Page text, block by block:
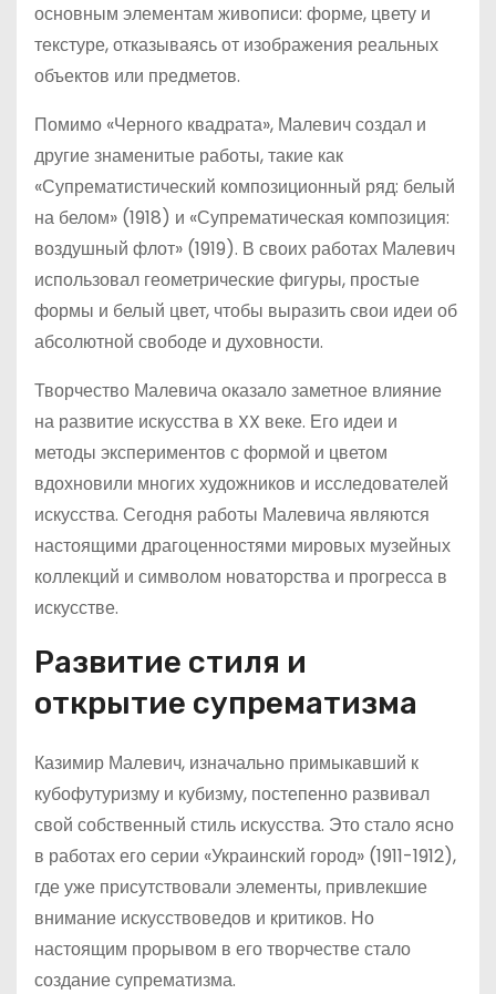
основным элементам живописи: форме, цвету и
текстуре, отказываясь от изображения реальных
объектов или предметов.
Помимо «Черного квадрата», Малевич создал и
другие знаменитые работы, такие как
«Супрематистический композиционный ряд: белый
на белом» (1918) и «Супрематическая композиция:
воздушный флот» (1919). В своих работах Малевич
использовал геометрические фигуры, простые
формы и белый цвет, чтобы выразить свои идеи об
абсолютной свободе и духовности.
Творчество Малевича оказало заметное влияние
на развитие искусства в XX веке. Его идеи и
методы экспериментов с формой и цветом
вдохновили многих художников и исследователей
искусства. Сегодня работы Малевича являются
настоящими драгоценностями мировых музейных
коллекций и символом новаторства и прогресса в
искусстве.
Развитие стиля и
открытие супрематизма
Казимир Малевич, изначально примыкавший к
кубофутуризму и кубизму, постепенно развивал
свой собственный стиль искусства. Это стало ясно
в работах его серии «Украинский город» (1911-1912),
где уже присутствовали элементы, привлекшие
внимание искусствоведов и критиков. Но
настоящим прорывом в его творчестве стало
создание супрематизма.